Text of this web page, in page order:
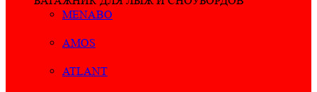
MENABO
AMOS
ATLANT